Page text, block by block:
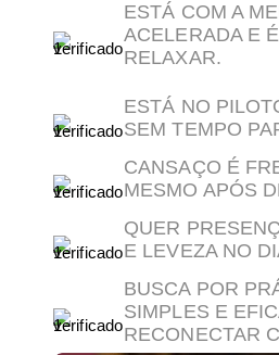
ESTÁ COM A
ACELERADA E
RELAXAR.
ESTÁ NO
SEM TEMPO
CANSAÇO É
MESMO APÓS
QUER
E LEVEZA NO
BUSCA POR
SIMPLES E
RECONECTAR